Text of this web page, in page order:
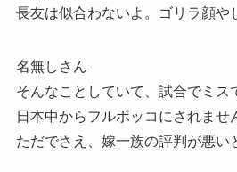
長友は似合わないよ。ゴリラ顔や
名無しさん
そんなことしていて、試合でミス
日本中からフルボッコにされませ
ただでさえ、嫁一族の評判が悪い